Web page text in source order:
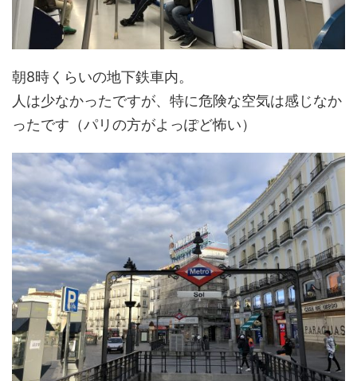
朝8時くらいの地下鉄車内。
人は少なかったですが、特に危険な空気は感じなか
ったです（パリの方がよっぽど怖い）